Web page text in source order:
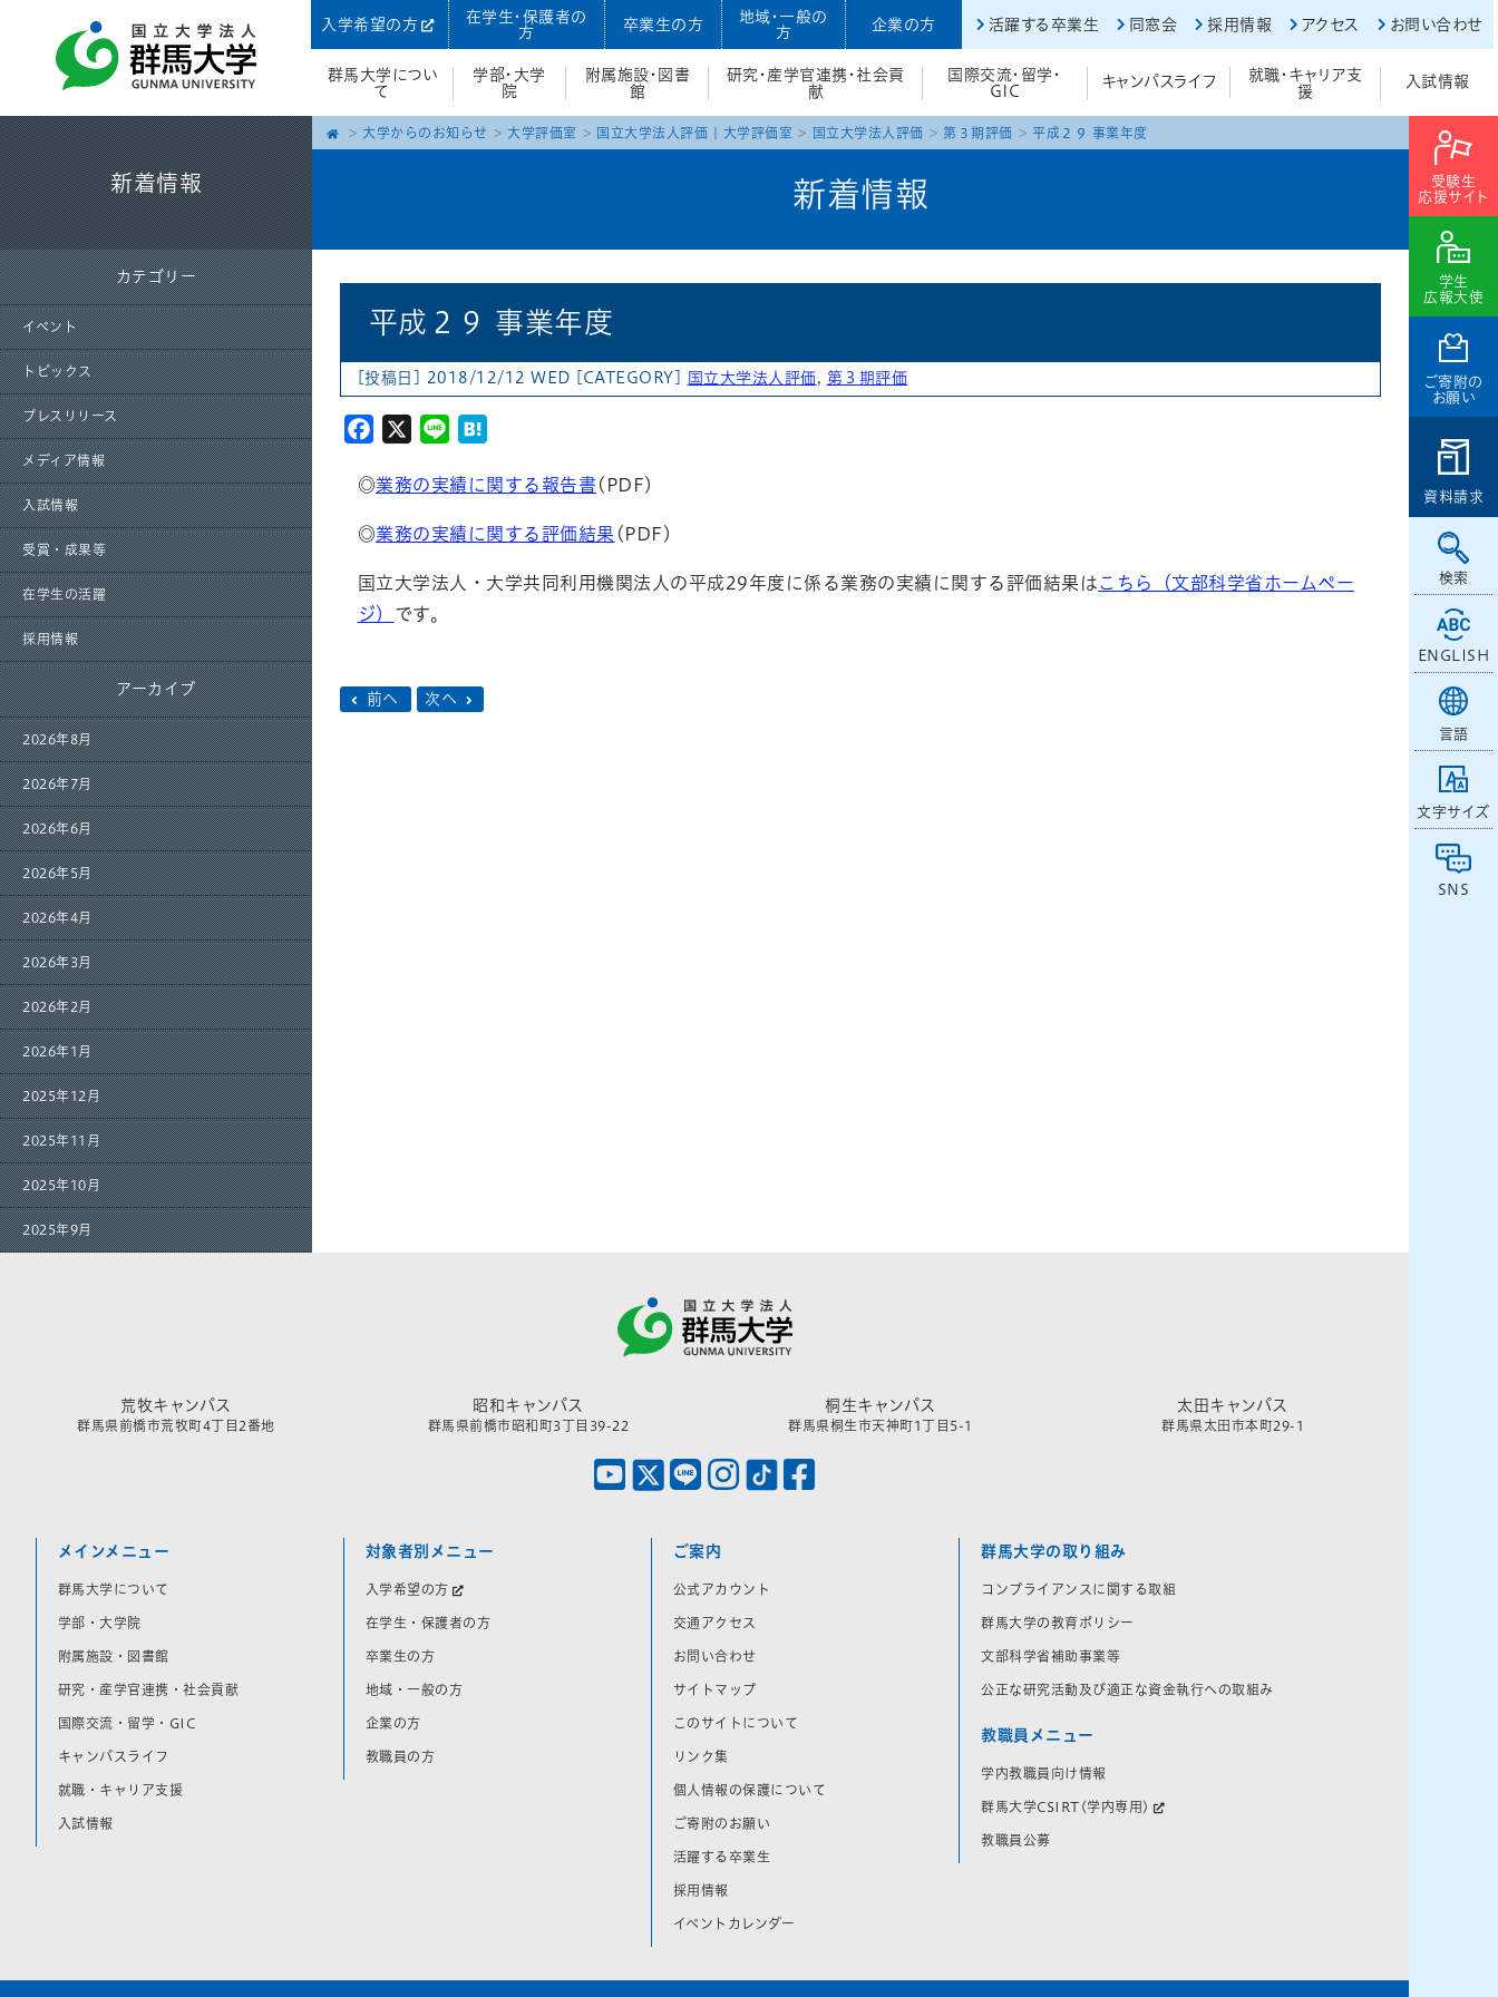
入学希望の方
在学生・保護者の
方
卒業生の方
地域・一般の
方
企業の方 活躍する卒業生 同窓会 採用情報 アクセス お問い合わせ
群馬大学につい
て
学部・大学
院
附属施設・図書
館
研究・産学官連携・社会貢
献
国際交流・留学・
GIC
キャンパスライフ
就職・キャリア支
援
入試情報
受験生
応援サイト
学生
広報大使
ご寄附の
お願い
資料請求
検索
ENGLISH
言語
文字サイズ
SNS
新着情報
カテゴリー
イベント
トピックス
プレスリリース
メディア情報
入試情報
受賞・成果等
在学生の活躍
採用情報
アーカイブ
2026年8月
2026年7月
2026年6月
2026年5月
2026年4月
2026年3月
2026年2月
2026年1月
2025年12月
2025年11月
2025年10月
2025年9月
大学からのお知らせ 大学評価室 国立大学法人評価 大学評価室 国立大学法人評価 第３期評価 平成２９ 事業年度
新着情報
平成２９ 事業年度
[投稿日] 2018/12/12 WED [CATEGORY] 国立大学法人評価, 第３期評価
Facebook
X Line
◎業務の実績に関する報告書 (PDF)
◎業務の実績に関する評価結果 (PDF)
国立大学法人・大学共同利用機関法人の平成29年度に係る業務の実績に関する評価結果はこちら（文部科学省ホームペー
ジ） です。
前へ 次へ
荒牧キャンパス
群馬県前橋市荒牧町4丁目2番地
昭和キャンパス
群馬県前橋市昭和町3丁目39-22
桐生キャンパス
群馬県桐生市天神町1丁目5-1
太田キャンパス
群馬県太田市本町29-1
メインメニュー
群馬大学について
学部・大学院
附属施設・図書館
研究・産学官連携・社会貢献
国際交流・留学・GIC
キャンパスライフ
就職・キャリア支援
入試情報
対象者別メニュー
入学希望の方
在学生・保護者の方
卒業生の方
地域・一般の方
企業の方
教職員の方
ご案内
公式アカウント
交通アクセス
お問い合わせ
サイトマップ
このサイトについて
リンク集
個人情報の保護について
ご寄附のお願い
活躍する卒業生
採用情報
イベントカレンダー
群馬大学の取り組み
コンプライアンスに関する取組
群馬大学の教育ポリシー
文部科学省補助事業等
公正な研究活動及び適正な資金執行への取組み
教職員メニュー
学内教職員向け情報
群馬大学CSIRT(学内専用)
教職員公募